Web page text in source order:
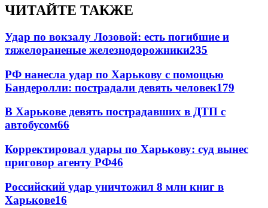
ЧИТАЙТЕ ТАКЖЕ
Удар по вокзалу Лозовой: есть погибшие и
тяжелораненые железнодорожники235
РФ нанесла удар по Харькову с помощью
Бандеролли: пострадали девять человек179
В Харькове девять пострадавших в ДТП с
автобусом66
Корректировал удары по Харькову: суд вынес
приговор агенту РФ46
Российский удар уничтожил 8 млн книг в
Харькове16